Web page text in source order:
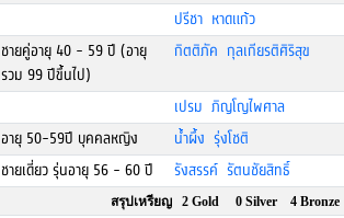
ปรีชา หาดแก้ว
ชายคู่อายุ 40 - 59 ปี (อายุ
รวม 99 ปีขึ้นไป)
กิตติภัค กุลเกียรติศิริสุข
เปรม ภิญโญไพศาล
อายุ 50-59ปี บุคคลหญิง
น้ำผึ้ง รุ่งโชติ
ชายเดี่ยว รุ่นอายุ 56 - 60 ปี รังสรรค์ รัตนชัยสิทธิ์
สรุปเหรียญ 2 Gold 0 Silver 4 Bronze